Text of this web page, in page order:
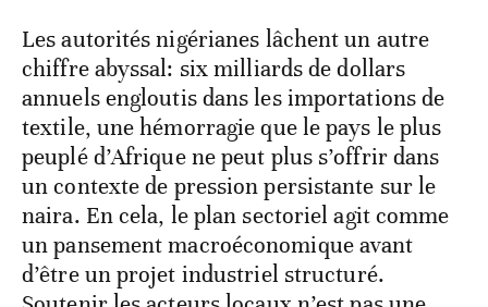
Les autorités nigérianes lâchent un autre
chiffre abyssal: six milliards de dollars
annuels engloutis dans les importations de
textile, une hémorragie que le pays le plus
peuplé d’Afrique ne peut plus s’offrir dans
un contexte de pression persistante sur le
naira. En cela, le plan sectoriel agit comme
un pansement macroéconomique avant
d’être un projet industriel structuré.